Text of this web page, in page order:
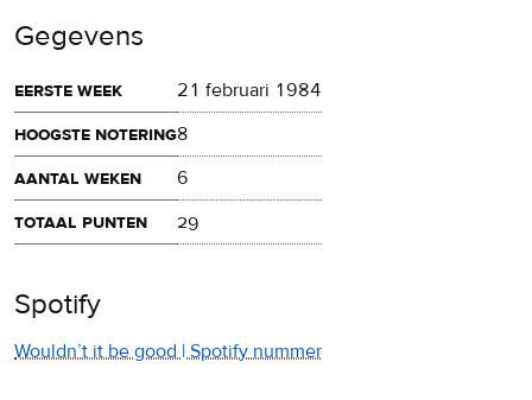
Gegevens
eerste week
21 februari 1984
hoogste notering8
aantal weken
6
totaal punten
29
Spotify
Wouldn’t it be good | Spotify nummer